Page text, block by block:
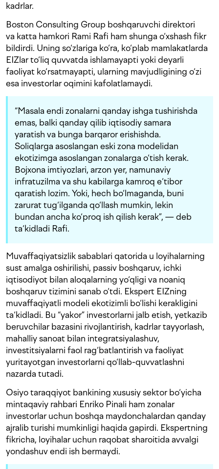
kadrlar.
Boston Consulting Group boshqaruvchi direktori
va katta hamkori Rami Rafi ham shunga o‘xshash fikr
bildirdi. Uning so‘zlariga ko‘ra, ko‘plab mamlakatlarda
EIZlar to‘liq quvvatda ishlamayapti yoki deyarli
faoliyat ko‘rsatmayapti, ularning mavjudligining o‘zi
esa investorlar oqimini kafolatlamaydi.
“Masala endi zonalarni qanday ishga tushirishda
emas, balki qanday qilib iqtisodiy samara
yaratish va bunga barqaror erishishda.
Soliqlarga asoslangan eski zona modelidan
ekotizimga asoslangan zonalarga o‘tish kerak.
Bojxona imtiyozlari, arzon yer, namunaviy
infratuzilma va shu kabilarga kamroq e‘tibor
qaratish lozim. Yoki, hech bo‘lmaganda, buni
zarurat tug‘ilganda qo‘llash mumkin, lekin
bundan ancha ko‘proq ish qilish kerak”, — deb
ta‘kidladi Rafi.
Muvaffaqiyatsizlik sabablari qatorida u loyihalarning
sust amalga oshirilishi, passiv boshqaruv, ichki
iqtisodiyot bilan aloqalarning yo‘qligi va noaniq
boshqaruv tizimini sanab o‘tdi. Ekspert EIZning
muvaffaqiyatli modeli ekotizimli bo‘lishi kerakligini
ta‘kidladi. Bu “yakor” investorlarni jalb etish, yetkazib
beruvchilar bazasini rivojlantirish, kadrlar tayyorlash,
mahalliy sanoat bilan integratsiyalashuv,
investitsiyalarni faol rag‘batlantirish va faoliyat
yuritayotgan investorlarni qo‘llab-quvvatlashni
nazarda tutadi.
Osiyo taraqqiyot bankining xususiy sektor bo‘yicha
mintaqaviy rahbari Enriko Pinali ham zonalar
investorlar uchun boshqa maydonchalardan qanday
ajralib turishi mumkinligi haqida gapirdi. Ekspertning
fikricha, loyihalar uchun raqobat sharoitida avvalgi
yondashuv endi ish bermaydi.